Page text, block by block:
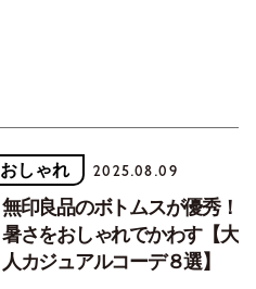
おしゃれ 2025.08.09
無印良品のボトムスが優秀！
暑さをおしゃれでかわす【大
人カジュアルコーデ８選】